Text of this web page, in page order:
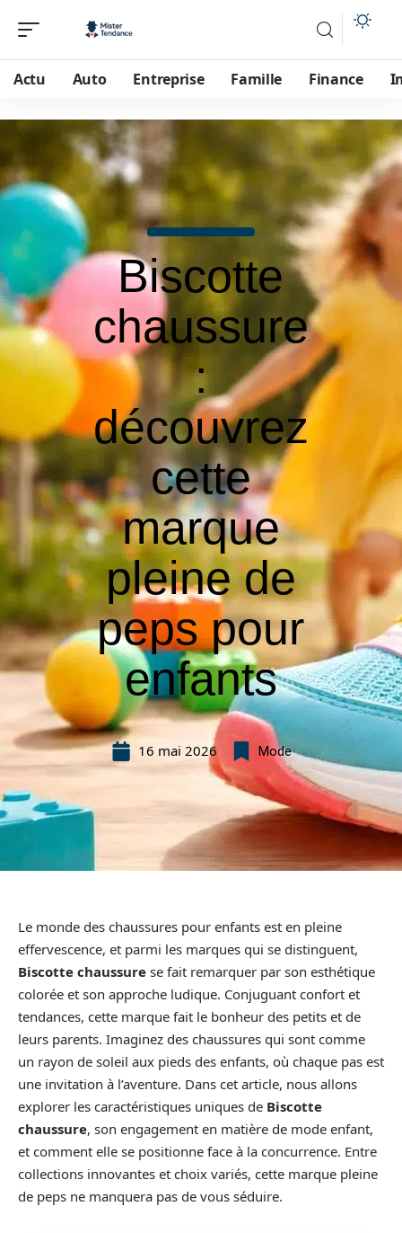
Actu Auto Entreprise Famille Finance
Biscotte
chaussure
:
découvrez
cette
marque
pleine de
peps pour
enfants
16 mai 2026 Mode
Le monde des chaussures pour enfants est en pleine
effervescence, et parmi les marques qui se distinguent,
Biscotte chaussure se fait remarquer par son esthétique
colorée et son approche ludique. Conjuguant confort et
tendances, cette marque fait le bonheur des petits et de
leurs parents. Imaginez des chaussures qui sont comme
un rayon de soleil aux pieds des enfants, où chaque pas est
une invitation à l’aventure. Dans cet article, nous allons
explorer les caractéristiques uniques de Biscotte
chaussure, son engagement en matière de mode enfant,
et comment elle se positionne face à la concurrence. Entre
collections innovantes et choix variés, cette marque pleine
de peps ne manquera pas de vous séduire.